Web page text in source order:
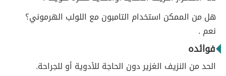
هل من الممكن استخدام التامبون مع اللولب الهرموني؟
نعم .
فوائده
الحد من النزيف الغزير دون الحاجة للأدوية أو للجراحة.